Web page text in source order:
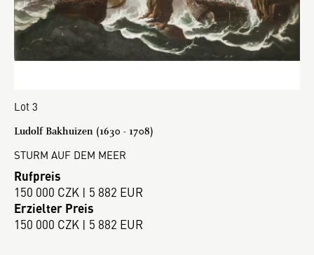
Lot 3
Ludolf Bakhuizen (1630 - 1708)
STURM AUF DEM MEER
Rufpreis
150 000 CZK | 5 882 EUR
Erzielter Preis
150 000 CZK | 5 882 EUR